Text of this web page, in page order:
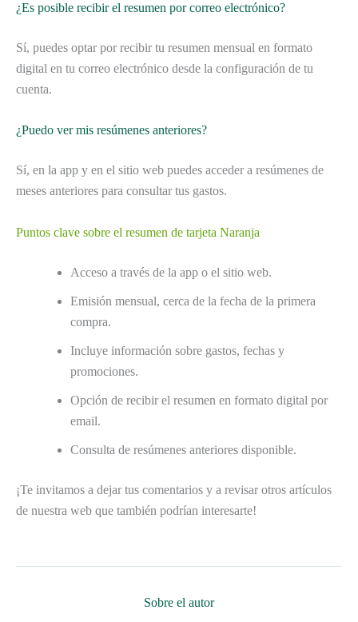
¿Es posible recibir el resumen por correo electrónico?
Sí, puedes optar por recibir tu resumen mensual en formato
digital en tu correo electrónico desde la configuración de tu
cuenta.
¿Puedo ver mis resúmenes anteriores?
Sí, en la app y en el sitio web puedes acceder a resúmenes de
meses anteriores para consultar tus gastos.
Puntos clave sobre el resumen de tarjeta Naranja
Acceso a través de la app o el sitio web.
Emisión mensual, cerca de la fecha de la primera
compra.
Incluye información sobre gastos, fechas y
promociones.
Opción de recibir el resumen en formato digital por
email.
Consulta de resúmenes anteriores disponible.
¡Te invitamos a dejar tus comentarios y a revisar otros artículos
de nuestra web que también podrían interesarte!
Sobre el autor